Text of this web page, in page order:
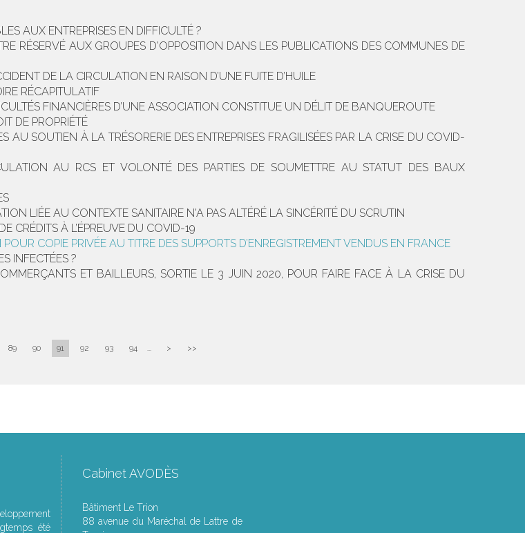
AUX ENTREPRISES EN DIFFICULTÉ ?
RÉSERVÉ AUX GROUPES D'OPPOSITION DANS LES PUBLICATIONS DES COMMUNES DE
DE LA CIRCULATION EN RAISON D’UNE FUITE D’HUILE
RÉCAPITULATIF
FINANCIÈRES D’UNE ASSOCIATION CONSTITUE UN DÉLIT DE BANQUEROUTE
DE PROPRIÉTÉ
AU SOUTIEN À LA TRÉSORERIE DES ENTREPRISES FRAGILISÉES PAR LA CRISE DU COVID-
AU RCS ET VOLONTÉ DES PARTIES DE SOUMETTRE AU STATUT DES BAUX
LIÉE AU CONTEXTE SANITAIRE N'A PAS ALTÉRÉ LA SINCÉRITÉ DU SCRUTIN
CRÉDITS À L’ÉPREUVE DU COVID-19
COPIE PRIVÉE AU TITRE DES SUPPORTS D’ENREGISTREMENT VENDUS EN FRANCE
INFECTÉES ?
ET BAILLEURS, SORTIE LE 3 JUIN 2020, POUR FAIRE FACE À LA CRISE DU
89 90 91 92 93 94 ... > >>
été
Cabinet AVODÈS
Bâtiment Le Trion
88 avenue du Maréchal de Lattre de